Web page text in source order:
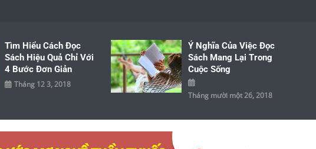
Tìm Hiểu Cách Đọc
Sách Hiệu Quả Chỉ Với
4 Bước Đơn Giản
Tháng 12 3, 2018
Ý Nghĩa Của Việc Đọc
Sách Mang Lại Trong
Cuộc Sống
Tháng mười một 26, 2018